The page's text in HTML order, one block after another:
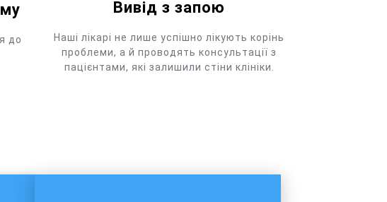
до
Вивід з запою
Наші лікарі не лише успішно лікують корінь
проблеми, а й проводять консультації з
пацієнтами, які залишили стіни клініки.